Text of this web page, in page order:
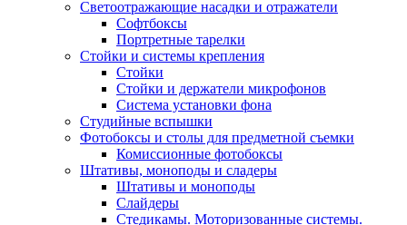
Светоотражающие насадки и отражатели
Софтбоксы
Портретные тарелки
Стойки и системы крепления
Стойки
Стойки и держатели микрофонов
Система установки фона
Студийные вспышки
Фотобоксы и столы для предметной съемки
Комиссионные фотобоксы
Штативы, моноподы и сладеры
Штативы и моноподы
Слайдеры
Стедикамы. Моторизованные системы.